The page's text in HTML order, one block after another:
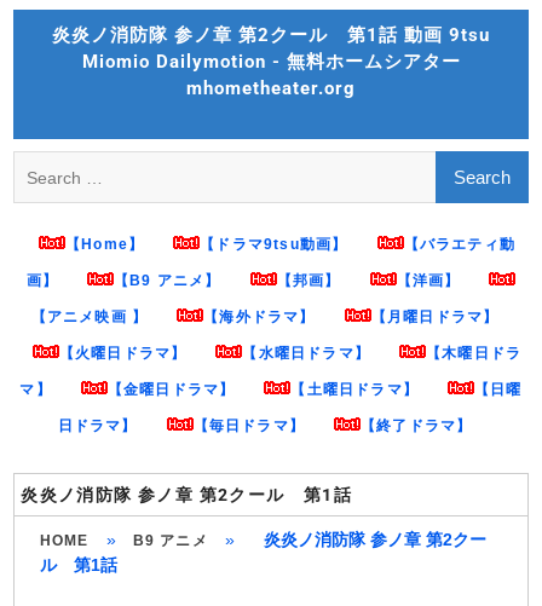
Skip
炎炎ノ消防隊 参ノ章 第2クール 第1話 動画 9tsu
Miomio Dailymotion - 無料ホームシアター
mhometheater.org
for:
【Home】 【ドラマ9tsu動画】 【バラエティ動
画】 【B9 アニメ】 【邦画】 【洋画】
【アニメ映画 】 【海外ドラマ】 【月曜日ドラマ】
【火曜日ドラマ】 【水曜日ドラマ】 【木曜日ドラ
マ】 【金曜日ドラマ】 【土曜日ドラマ】 【日曜
日ドラマ】 【毎日ドラマ】 【終了ドラマ】
炎炎ノ消防隊 参ノ章 第2クール 第1話
HOME » B9 アニメ »
炎炎ノ消防隊 参ノ章 第2クー
ル 第1話